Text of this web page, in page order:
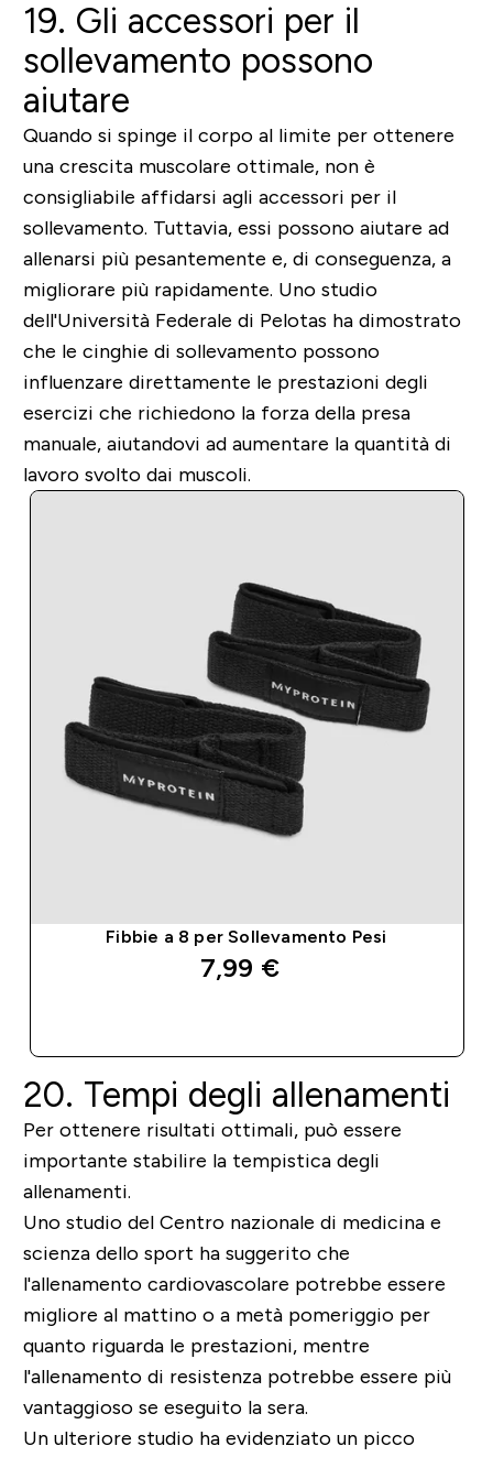
19. Gli accessori per il
sollevamento possono
aiutare
Quando si spinge il corpo al limite per ottenere
una crescita muscolare ottimale, non è
consigliabile affidarsi agli accessori per il
sollevamento. Tuttavia, essi possono aiutare ad
allenarsi più pesantemente e, di conseguenza, a
migliorare più rapidamente. Uno studio
dell'Università Federale di Pelotas ha dimostrato
che le cinghie di sollevamento possono
influenzare direttamente le prestazioni degli
esercizi che richiedono la forza della presa
manuale, aiutandovi ad aumentare la quantità di
lavoro svolto dai muscoli.
Fibbie a 8 per Sollevamento Pesi
7,99 €‎
20. Tempi degli allenamenti
Per ottenere risultati ottimali, può essere
importante stabilire la tempistica degli
allenamenti.
Uno studio del Centro nazionale di medicina e
scienza dello sport ha suggerito che
l'allenamento cardiovascolare potrebbe essere
migliore al mattino o a metà pomeriggio per
quanto riguarda le prestazioni, mentre
l'allenamento di resistenza potrebbe essere più
vantaggioso se eseguito la sera.
Un ulteriore studio ha evidenziato un picco